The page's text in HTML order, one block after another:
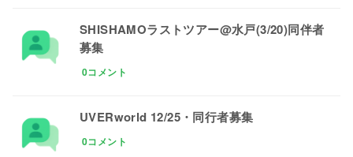
SHISHAMOラストツアー@水戸(3/20)同伴者
募集
0コメント
UVERworld 12/25・同行者募集
0コメント